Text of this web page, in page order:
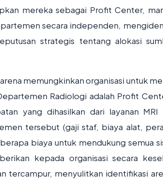
mereka sebagai Profit Center,
secara independen,
strategis tentang alokasi
memungkinkan organisasi untuk
Radiologi adalah Profit
yang dihasilkan dari layanan MRI
tersebut (gaji staf, biaya alat,
biaya untuk mendukung semua
kepada organisasi secara
tercampur, menyulitkan identifikasi